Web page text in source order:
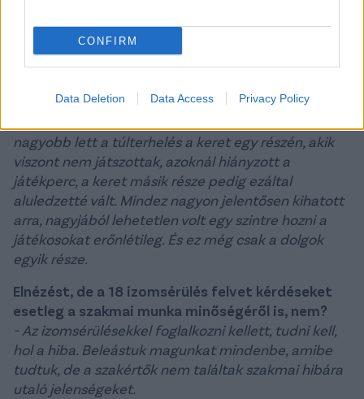
CONFIRM
Data Deletion Data Access Privacy Policy
különböző betegségek - és a sokszor ezzel
járó karantén -, ami jelentősen csökkentette
a lehetőségeinket.
nagyobb lett a túlterhelés a keret egy részén, akik
viszont nem játszottak, azoknál hiányzott a
játékperc, a keret másik része pedig ezáltal
aluledzetté vált. Mindez nagyon jelentősen kihatott
arra, nagyjából lehetetlen volt egy szintre hozni a
játékosokat erőnlétileg. És ez még csak a dolgok
egyik része.
Elnézést, de a 18 izomsérülés felvet kérdéseket
esetleg a szakmai munka minőségéről is, nem?
- Az izomsérülésekkel foglalkozni kellett, tudni kell,
hol a hiba. Beleástuk magunkat mindenbe, amibe
tudtuk, de a szakértők nem találtak szakmai hibára
utaló jelenségeket.